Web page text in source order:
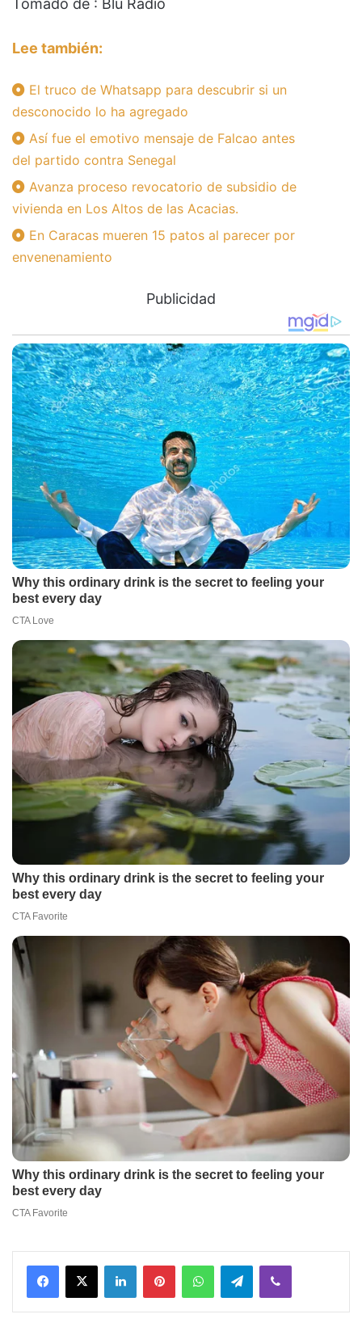
Tomado de : Blu Radio
Lee también:
El truco de Whatsapp para descubrir si un
desconocido lo ha agregado
Así fue el emotivo mensaje de Falcao antes
del partido contra Senegal
Avanza proceso revocatorio de subsidio de
vivienda en Los Altos de las Acacias.
En Caracas mueren 15 patos al parecer por
envenenamiento
Publicidad
Facebook
X LinkedInPinterestWhatsAppTelegramViber